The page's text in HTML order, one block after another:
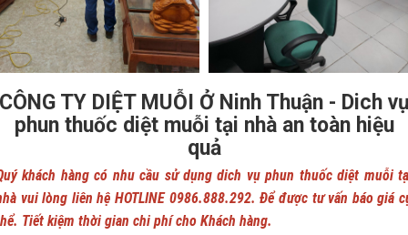
TY DIỆT MUỖI Ở Ninh Thuận - Dich
phun thuốc diệt muỗi tại nhà an toàn hiệu
quả
khách hàng có nhu cầu sử dụng dich vụ phun thuốc diệt muỗi
vui lòng liên hệ HOTLINE 0986.888.292. Để được tư vấn báo giá
Tiết kiệm thời gian chi phí cho Khách hàng.